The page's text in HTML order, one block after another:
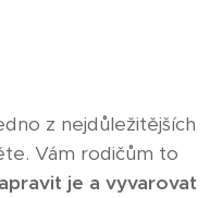
z nejdůležitějších
Vám rodičům to
je a vyvarovat